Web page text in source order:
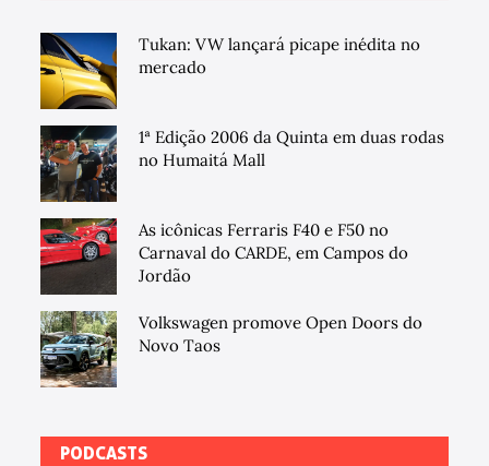
Tukan: VW lançará picape inédita no
mercado
1ª Edição 2006 da Quinta em duas rodas
no Humaitá Mall
As icônicas Ferraris F40 e F50 no
Carnaval do CARDE, em Campos do
Jordão
Volkswagen promove Open Doors do
Novo Taos
PODCASTS